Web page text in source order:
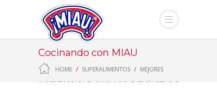
Cocinando con MIAU
HOME SUPERALIMENTOS
MEJORES
ALIMENTOS PARA EL CANSANCIO: ENERGÍA ESTABLE